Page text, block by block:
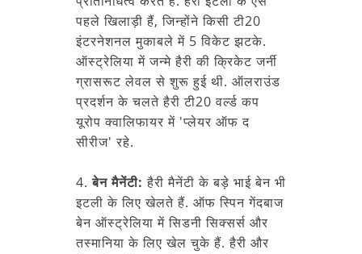
पहले खिलाड़ी हैं, जिन्होंने किसी टी20
इंटरनेशनल मुकाबले में 5 विकेट झटके.
ऑस्ट्रेलिया में जन्मे हैरी की क्रिकेट जर्नी
ग्रासरूट लेवल से शुरू हुई थी. ऑलराउंड
प्रदर्शन के चलते हैरी टी20 वर्ल्ड कप
यूरोप क्वालिफायर में 'प्लेयर ऑफ द
सीरीज' रहे.
4.बेन मैनेंटी: हैरी मैनेंटी के बड़े भाई बेन भी
इटली के लिए खेलते हैं. ऑफ स्पिन गेंदबाज
बेन ऑस्ट्रेलिया में सिडनी सिक्सर्स और
तस्मानिया के लिए खेल चुके हैं. हैरी और